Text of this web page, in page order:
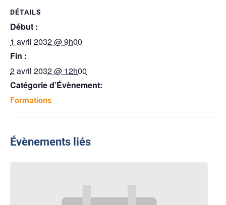
DÉTAILS
Début :
1 avril 2032 @ 9h00
Fin :
2 avril 2032 @ 12h00
Catégorie d’Évènement:
Formations
Évènements liés